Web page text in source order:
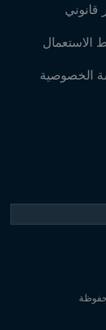
الخصوصية